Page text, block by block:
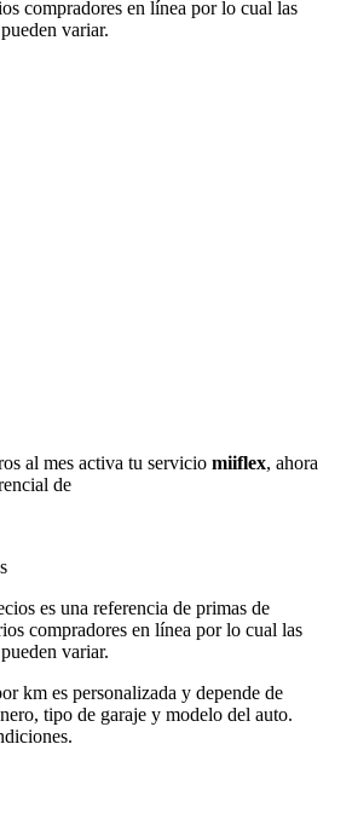
compradores en línea por lo cual las
variar.
al mes activa tu servicio miiflex, ahora
de
es una referencia de primas de
compradores en línea por lo cual las
variar.
km es personalizada y depende de
tipo de garaje y modelo del auto.